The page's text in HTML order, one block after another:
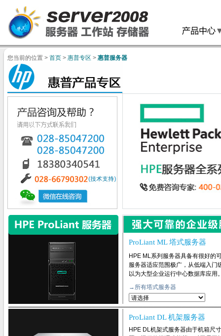
您当前的位置 > 首页 > 惠普专区 > 惠普服务器
ProLiant ML 塔式服务器
HPE ML系列服务器具备有很好的
服务器适应范围极广，从低端入门
以为大型企业运行中心数据库应用
→所有塔式服务器
ProLiant DL 机架服务器
HPE DL机架式服务器由于机箱尺